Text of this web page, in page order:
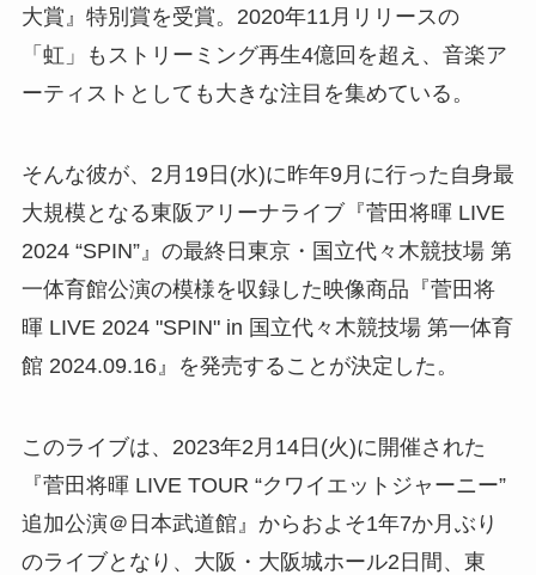
大賞』特別賞を受賞。2020年11月リリースの
「虹」もストリーミング再生4億回を超え、音楽ア
ーティストとしても大きな注目を集めている。
そんな彼が、2月19日(水)に昨年9月に行った自身最
大規模となる東阪アリーナライブ『菅田将暉 LIVE
2024 “SPIN”』の最終日東京・国立代々木競技場 第
一体育館公演の模様を収録した映像商品『菅田将
暉 LIVE 2024 "SPIN" in 国立代々木競技場 第一体育
館 2024.09.16』を発売することが決定した。
このライブは、2023年2月14日(火)に開催された
『菅田将暉 LIVE TOUR “クワイエットジャーニー”
追加公演＠日本武道館』からおよそ1年7か月ぶり
のライブとなり、大阪・大阪城ホール2日間、東